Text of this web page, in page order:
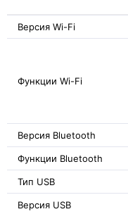
Версия Wi-Fi
Функции Wi-Fi
Версия Bluetooth
Функции Bluetooth
Тип USB
Версия USB